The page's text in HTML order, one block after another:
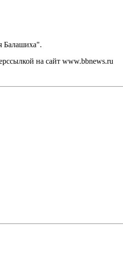
Балашиха".
на сайт www.bbnews.ru